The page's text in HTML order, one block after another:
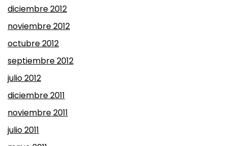
diciembre 2012
noviembre 2012
octubre 2012
septiembre 2012
julio 2012
diciembre 2011
noviembre 2011
julio 2011